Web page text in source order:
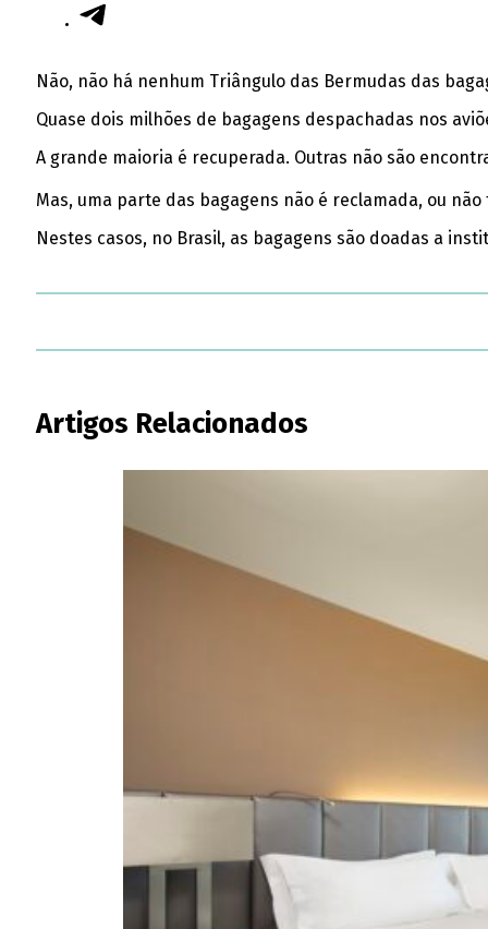
Não, não há nenhum Triângulo das Bermudas das
Quase dois milhões de bagagens despachadas nos
A grande maioria é recuperada. Outras não são
Mas, uma parte das bagagens não é reclamada, ou
Nestes casos, no Brasil, as bagagens são doadas a
Artigos Relacionados